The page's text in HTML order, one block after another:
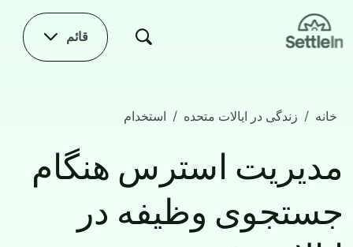
Skip to main content
قائم
خانه زندگی در ایالات متحده استخدام
مدیریت استرس هنگام
جستجوی وظیفه در